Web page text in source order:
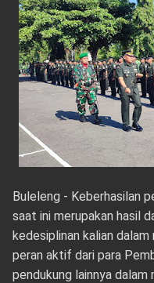
Buleleng - Keberhasilan
saat ini merupakan hasil
kedesiplinan kalian
peran aktif dari para
pendukung lainnya